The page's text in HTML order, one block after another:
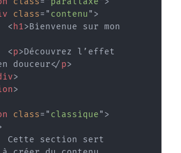
class= "contenu">
< h1>Bienvenue sur mon
<p>Découvrez l’effet
douceur</ p>
>
>
class= "classique">